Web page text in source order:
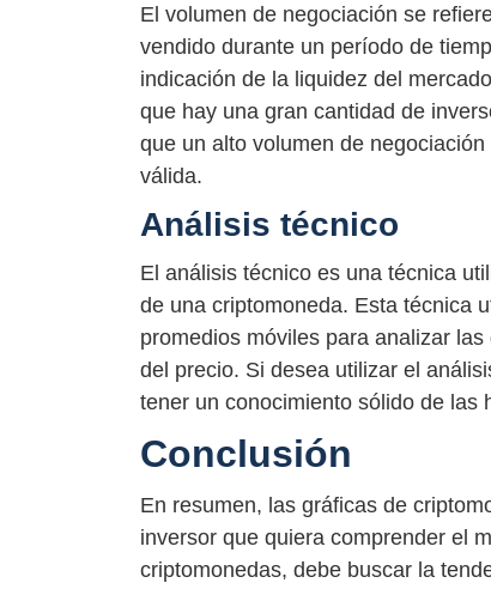
El volumen de negociación se
vendido durante un período de
indicación de la liquidez del
que hay una gran cantidad de
que un alto volumen de
válida.
Análisis técnico
El análisis técnico es una técnica
de una criptomoneda. Esta técnica
promedios móviles para analizar
del precio. Si desea utilizar el
tener un conocimiento sólido de las
Conclusión
En resumen, las gráficas de
inversor que quiera comprender el
criptomonedas, debe buscar la